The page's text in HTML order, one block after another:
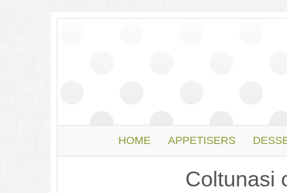
HOME APPETISERS
Coltunasi